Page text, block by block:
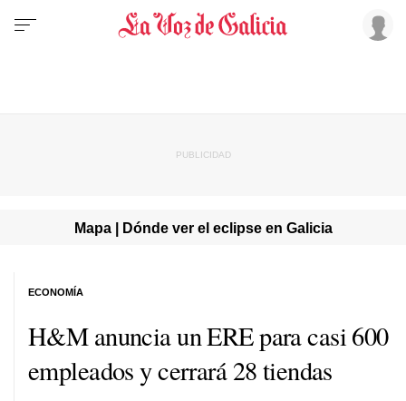
Mapa | Dónde ver el eclipse en Galicia
H&M anuncia un ERE para casi 600
empleados y cerrará 28 tiendas
ECONOMÍA